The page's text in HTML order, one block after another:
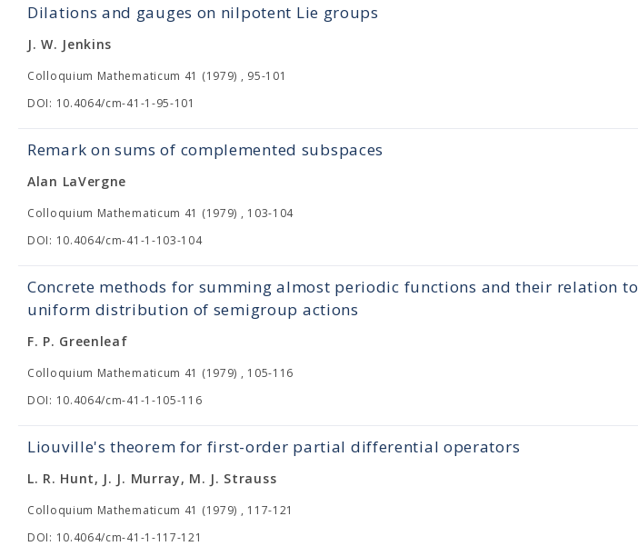
Dilations and gauges on nilpotent Lie groups
J. W. Jenkins
Colloquium Mathematicum 41 (1979) , 95-101
DOI: 10.4064/cm-41-1-95-101
Remark on sums of complemented subspaces
Alan LaVergne
Colloquium Mathematicum 41 (1979) , 103-104
DOI: 10.4064/cm-41-1-103-104
Concrete methods for summing almost periodic functions and their relation to
uniform distribution of semigroup actions
F. P. Greenleaf
Colloquium Mathematicum 41 (1979) , 105-116
DOI: 10.4064/cm-41-1-105-116
Liouville's theorem for first-order partial differential operators
L. R. Hunt, J. J. Murray, M. J. Strauss
Colloquium Mathematicum 41 (1979) , 117-121
DOI: 10.4064/cm-41-1-117-121